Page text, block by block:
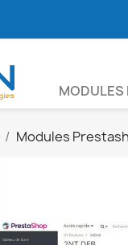
MODULES
Modules